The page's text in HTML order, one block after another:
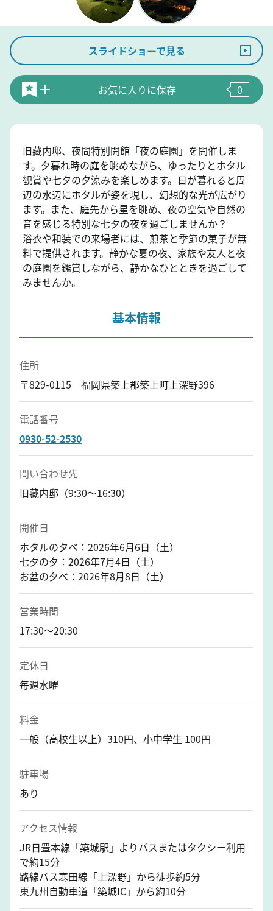
スライドショーで見る
お気に入りに保存 0
旧藏内邸、夜間特別開館「夜の庭園」を開催しま
す。夕暮れ時の庭を眺めながら、ゆったりとホタル
観賞や七夕の夕涼みを楽しめます。日が暮れると周
辺の水辺にホタルが姿を現し、幻想的な光が広がり
ます。また、庭先から星を眺め、夜の空気や自然の
音を感じる特別な七夕の夜を過ごしませんか？
浴衣や和装での来場者には、煎茶と季節の菓子が無
料で提供されます。静かな夏の夜、家族や友人と夜
の庭園を鑑賞しながら、静かなひとときを過ごして
みませんか。
基本情報
住所
〒829-0115 福岡県築上郡築上町上深野396
電話番号
0930-52-2530
問い合わせ先
旧藏内邸（9:30～16:30）
開催日
ホタルの夕べ：2026年6月6日（土）
七夕の夕：2026年7月4日（土）
お盆の夕べ：2026年8月8日（土）
営業時間
17:30～20:30
定休日
毎週水曜
料金
一般（高校生以上）310円、小中学生 100円
駐車場
あり
アクセス情報
JR日豊本線「築城駅」よりバスまたはタクシー利用
で約15分
路線バス寒田線「上深野」から徒歩約5分
東九州自動車道「築城IC」から約10分